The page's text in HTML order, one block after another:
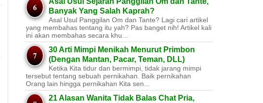
Banyak Yang Salah Kaprah?
Asal Usul Panggilan Om dan Tante? Lagi cari artikel
yang membahas tentang itu yah? Pas banget nih! Artikel kali
ini akan membahas secara khu...
30 Arti Mimpi Menikah Menurut Primbon
(Dengan Mantan, Pacar, Teman, DLL)
Ketika Kita tidur dan bermimpi, tidak jarang mimpi
tersebut tentang sebuah pernikahan. Baik pernikahan
Orang lain hingga pernikahan Kita sen...
21 Alasan Wanita Tidak Balas Chat Pria,